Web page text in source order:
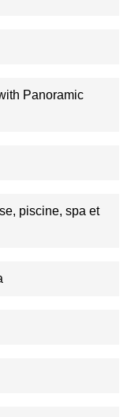
Panoramic
piscine, spa et